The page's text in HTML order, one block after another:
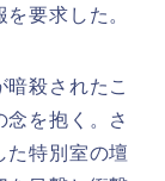
要求した。
殺されたこ
を抱く。さ
た特別室の壇